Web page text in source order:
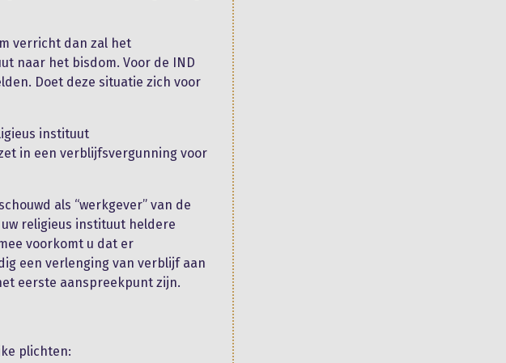
verricht dan zal het
naar het bisdom. Voor de IND
Doet deze situatie zich voor
instituut
in een verblijfsvergunning voor
als “werkgever” van de
religieus instituut heldere
voorkomt u dat er
een verlenging van verblijf aan
eerste aanspreekpunt zijn.
plichten: